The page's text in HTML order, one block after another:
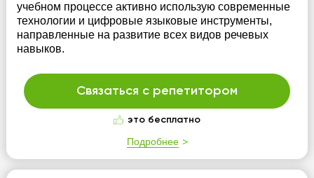
учебном процессе активно использую современные
технологии и цифровые языковые инструменты,
направленные на развитие всех видов речевых
навыков.
Связаться с репетитором
это бесплатно
Подробнее